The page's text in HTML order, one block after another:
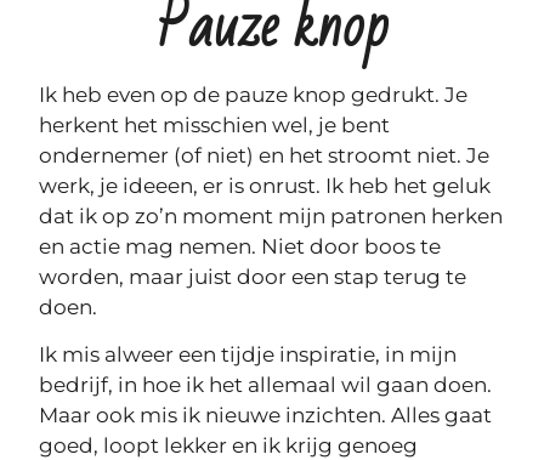
Pauze knop
Ik heb even op de pauze knop gedrukt. Je
herkent het misschien wel, je bent
ondernemer (of niet) en het stroomt niet. Je
werk, je ideeen, er is onrust. Ik heb het geluk
dat ik op zo’n moment mijn patronen herken
en actie mag nemen. Niet door boos te
worden, maar juist door een stap terug te
doen.
Ik mis alweer een tijdje inspiratie, in mijn
bedrijf, in hoe ik het allemaal wil gaan doen.
Maar ook mis ik nieuwe inzichten. Alles gaat
goed, loopt lekker en ik krijg genoeg